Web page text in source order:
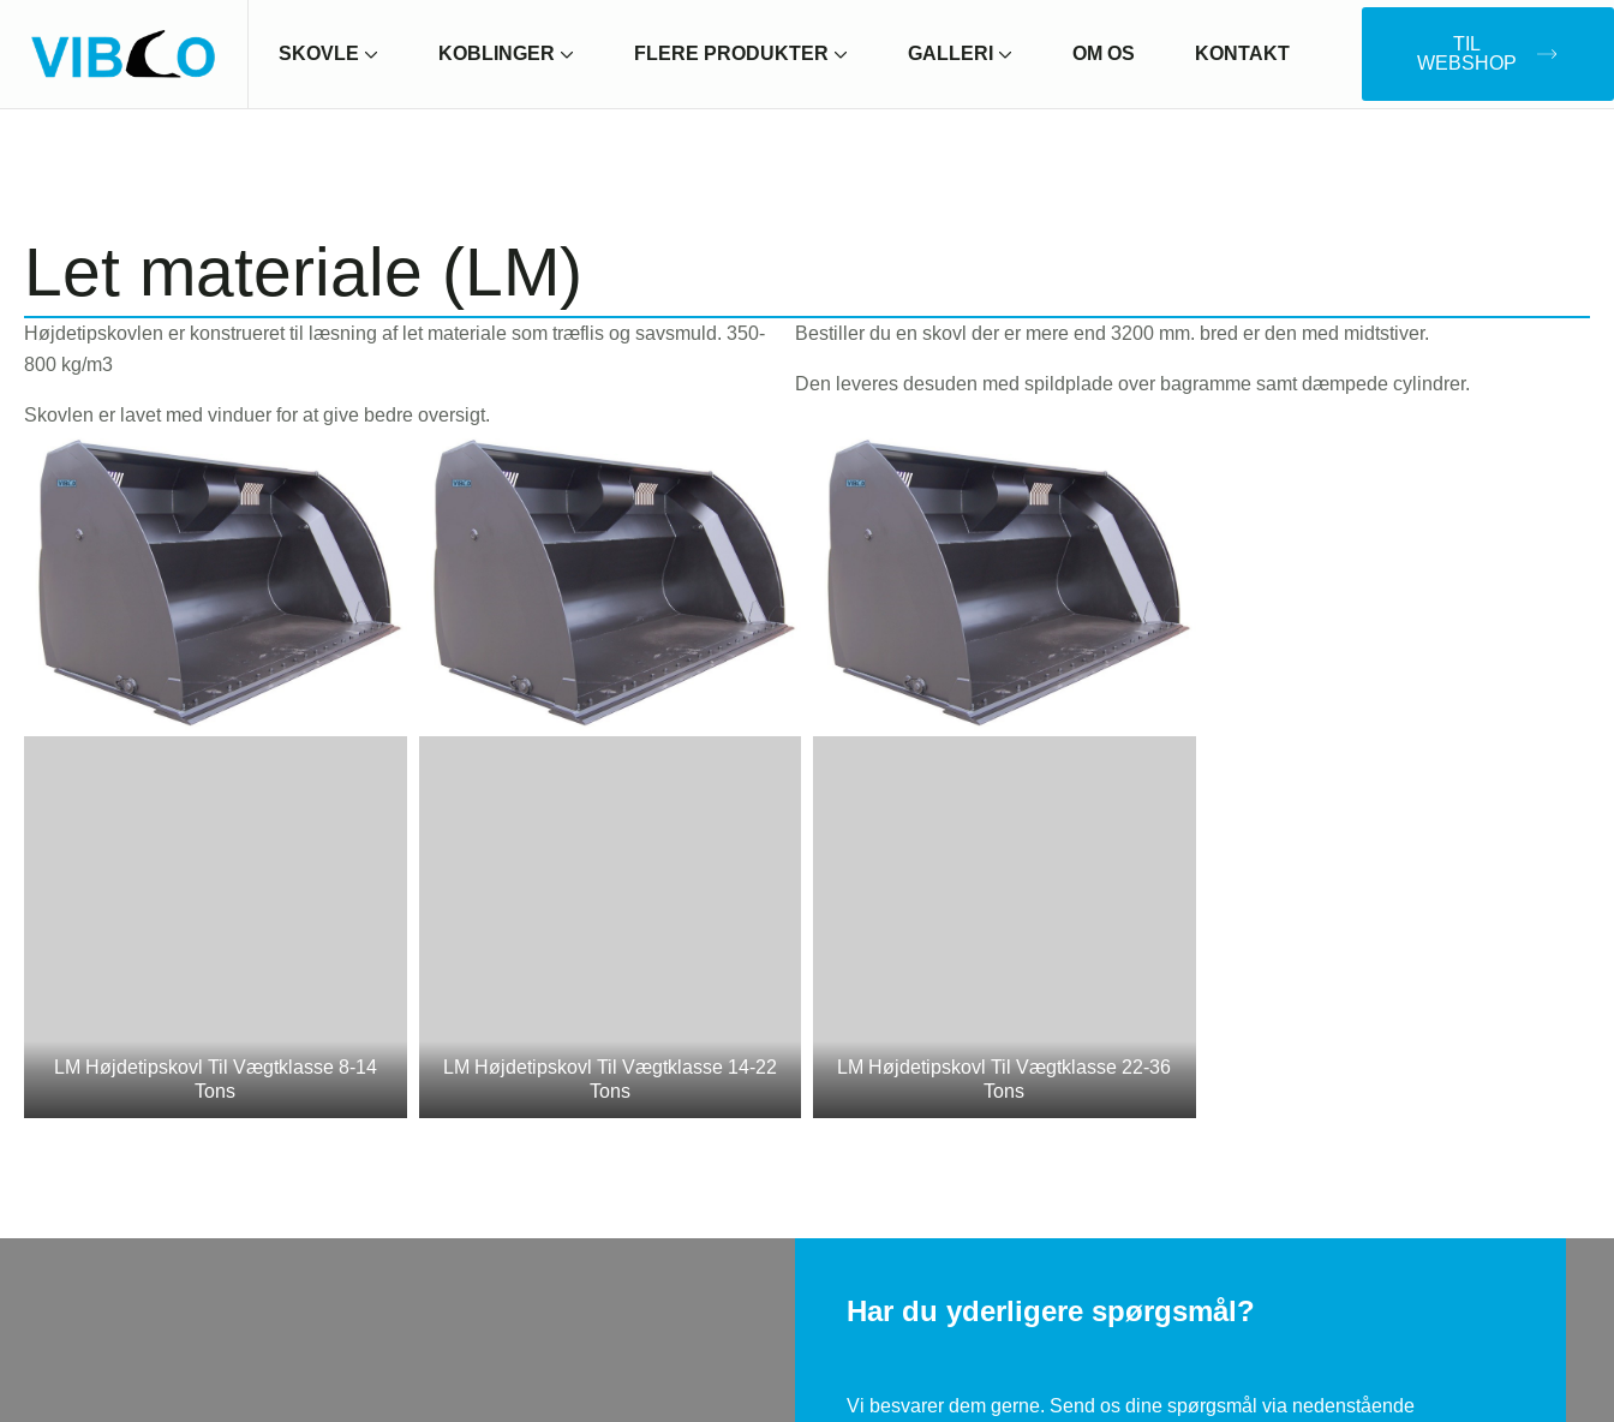
SKOVLE KOBLINGER FLERE PRODUKTER GALLERI OM OS KONTAKT
TIL
WEBSHOP
Let materiale (LM)
Højdetipskovlen er konstrueret til læsning af let materiale som træflis og savsmuld. 350-
800 kg/m3
Skovlen er lavet med vinduer for at give bedre oversigt.
Bestiller du en skovl der er mere end 3200 mm. bred er den med midtstiver.​
Den leveres desuden med spildplade over bagramme samt dæmpede cylindrer.
LM Højdetipskovl Til Vægtklasse 8-14
Tons
LM Højdetipskovl Til Vægtklasse 14-22
Tons
LM Højdetipskovl Til Vægtklasse 22-36
Tons
Har du yderligere spørgsmål?
​Vi besvarer dem gerne. Send os dine spørgsmål via nedenstående